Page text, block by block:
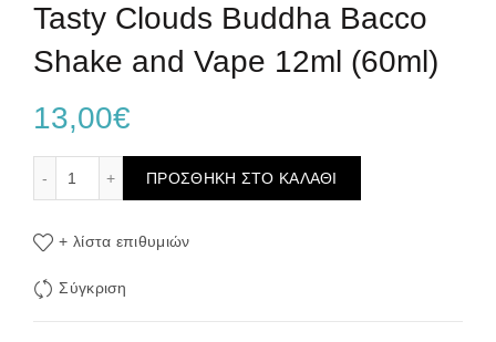
Tasty Clouds Buddha Bacco
Shake and Vape 12ml (60ml)
13,00€
ΠΡΟΣΘΉΚΗ ΣΤΟ ΚΑΛΆΘΙ
+ λίστα επιθυμιών
Σύγκριση